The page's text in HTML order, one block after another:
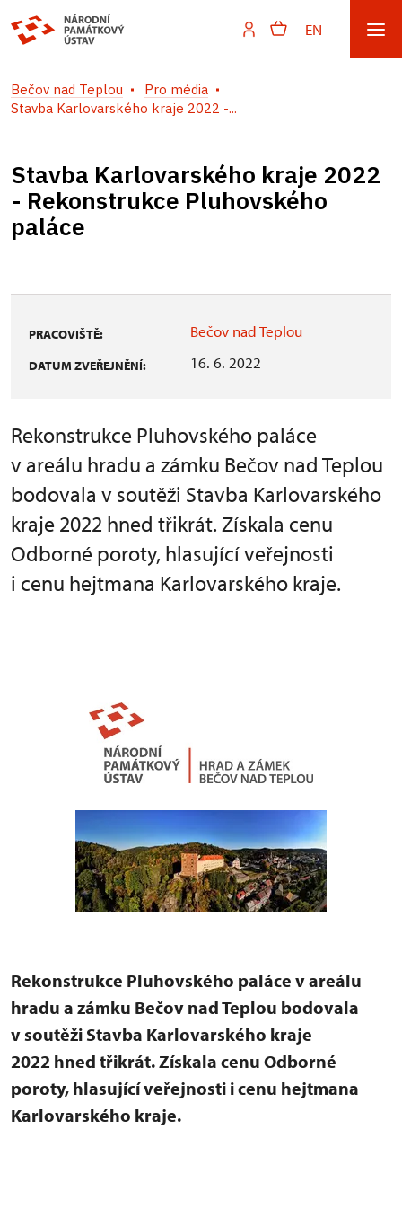
EN
Bečov nad Teplou
Pro média
Stavba Karlovarského kraje 2022 -...
Stavba Karlovarského kraje 2022
- Rekonstrukce Pluhovského
paláce
PRACOVIŠTĚ: Bečov nad Teplou
DATUM ZVEŘEJNĚNÍ: 16. 6. 2022
Rekonstrukce Pluhovského paláce
v areálu hradu a zámku Bečov nad Teplou
bodovala v soutěži Stavba Karlovarského
kraje 2022 hned třikrát. Získala cenu
Odborné poroty, hlasující veřejnosti
i cenu hejtmana Karlovarského kraje.
Rekonstrukce Pluhovského paláce v areálu
hradu a zámku Bečov nad Teplou bodovala
v soutěži Stavba Karlovarského kraje
2022 hned třikrát. Získala cenu Odborné
poroty, hlasující veřejnosti i cenu hejtmana
Karlovarského kraje.